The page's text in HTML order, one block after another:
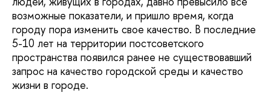
возможные показатели, и пришло время, когда
городу пора изменить свое качество. В последние
5-10 лет на территории постсоветского
пространства появился ранее не существовавший
запрос на качество городской среды и качество
жизни в городе.